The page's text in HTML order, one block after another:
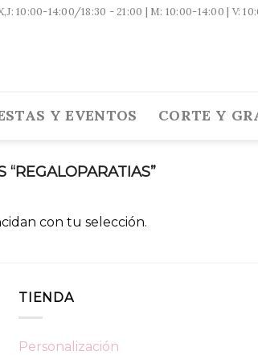
10:00-14:00/18:30 - 21:00 | M: 10:00-14:00 | V:
Y EVENTOS CORTE Y
con tu selección.
TIENDA
Personalización